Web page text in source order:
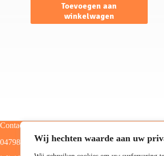
Wij hechten waarde aan uw
Toevoegen aan
winkelwagen
Contact
0479805129